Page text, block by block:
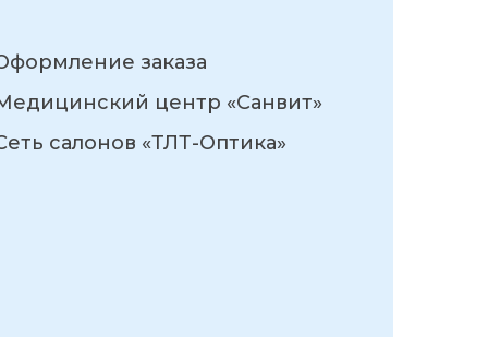
заказа
центр «Санвит»
салонов «ТЛТ-Оптика»